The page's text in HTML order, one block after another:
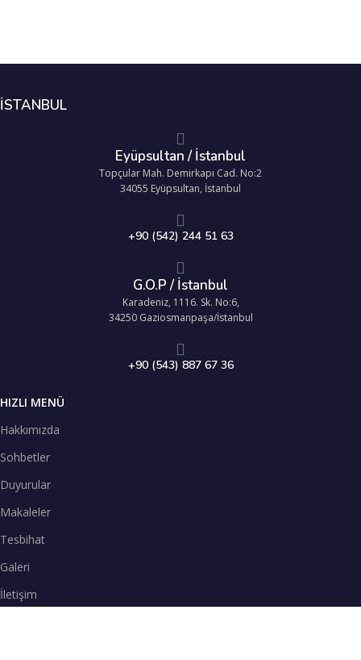
İSTANBUL
Eyüpsultan / İstanbul
Topçular Mah. Demirkapı Cad. No:2
34055 Eyüpsultan, İstanbul
+90 (542) 244 51 63
G.O.P / İstanbul
Karadeniz, 1116. Sk. No:6,
34250 Gaziosmanpaşa/İstanbul
+90 (543) 887 67 36
HIZLI MENÜ
Hakkımızda
Sohbetler
Duyurular
Makaleler
Tesbihat
Galeri
İletişim